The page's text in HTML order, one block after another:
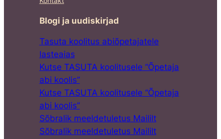
Blogi ja uudiskirjad
Tasuta koolitus abiõpetajatele
lasteaias
Kutse TASUTA koolitusele “Õpetaja
abi koolis”
Kutse TASUTA koolitusele “Õpetaja
abi koolis”
Sõbralik meeldetuletus Maililt
Sõbralik meeldetuletus Maililt